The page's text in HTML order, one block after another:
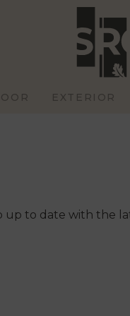
EXTERIOR
up to date with the